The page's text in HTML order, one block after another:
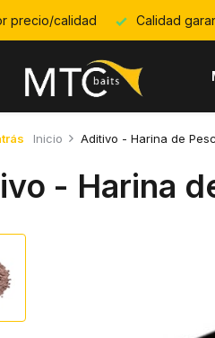
precio/calidad Calidad
Inicio Aditivo - Harina de
- Harina